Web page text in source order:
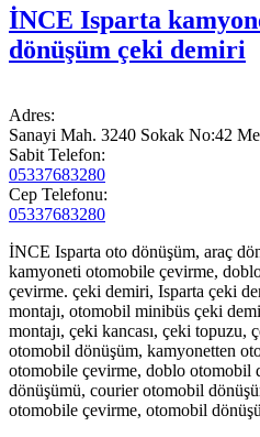
İNCE Isparta
dönüşüm çeki demiri
Adres:
Sanayi Mah. 3240 Sokak No:42
Sabit Telefon:
05337683280
Cep Telefonu:
05337683280
İNCE Isparta oto dönüşüm, araç
kamyoneti otomobile çevirme,
çevirme. çeki demiri, Isparta çeki
montajı, otomobil minibüs çeki
montajı, çeki kancası, çeki topuzu,
otomobil dönüşüm, kamyonetten
otomobile çevirme, doblo otomobil
dönüşümü, courier otomobil
otomobile çevirme, otomobil